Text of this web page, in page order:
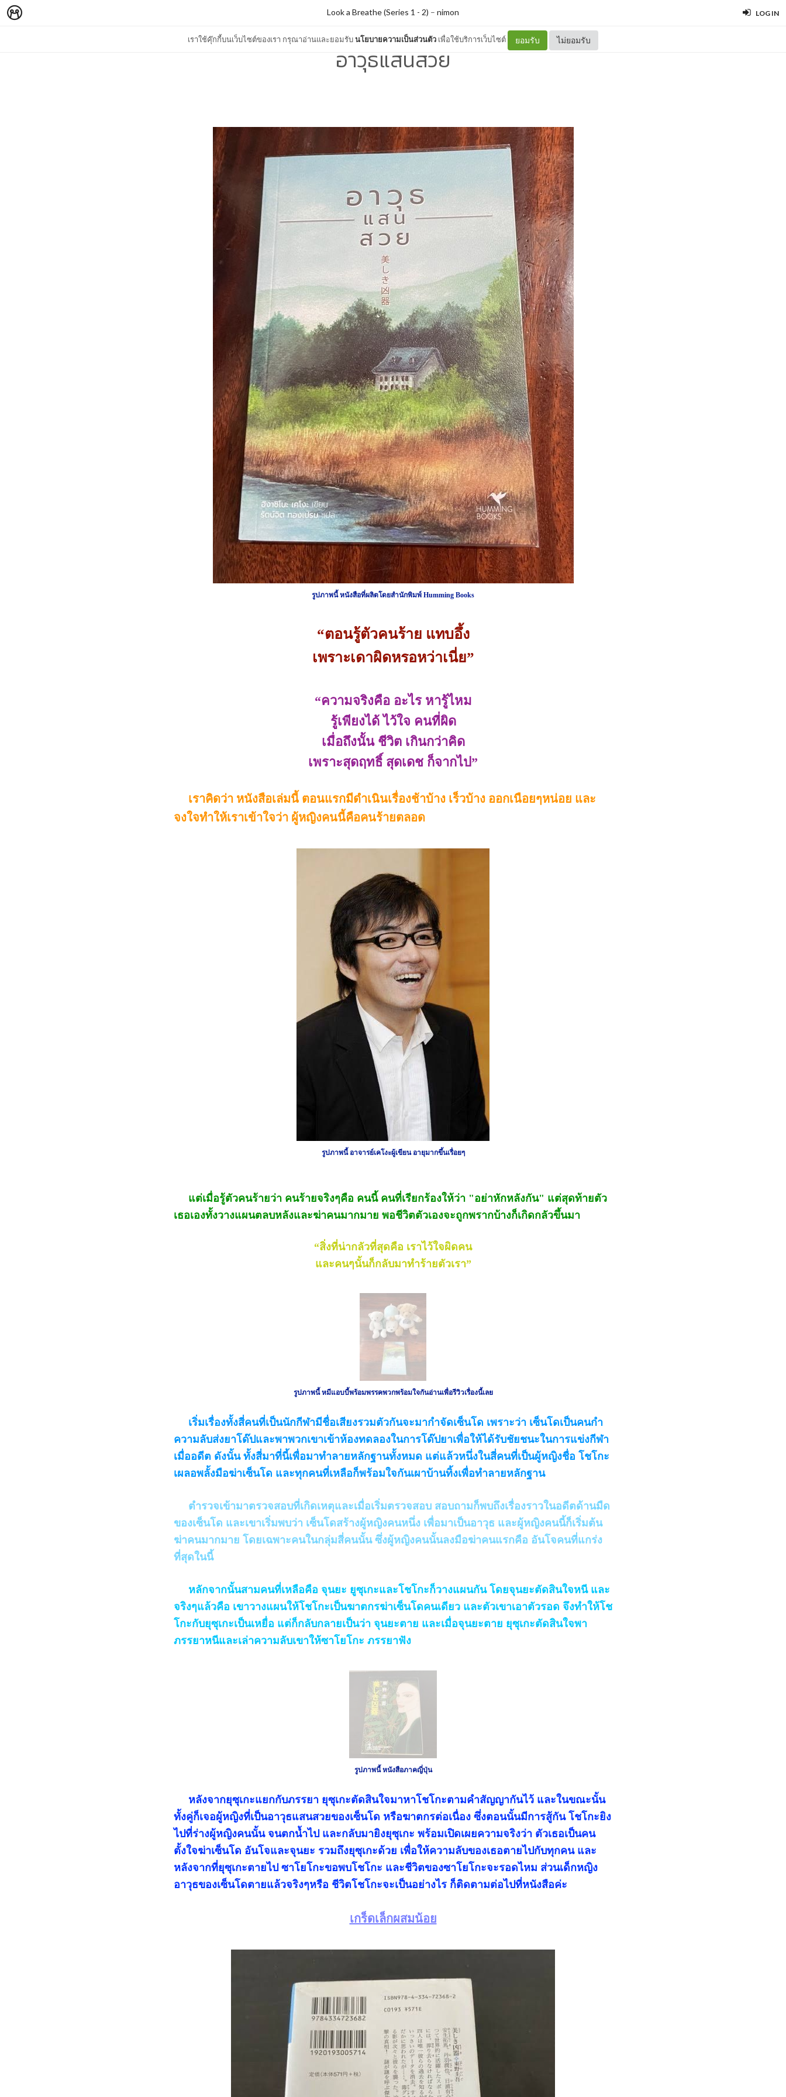
LOG IN
เราใช้คุ๊กกี้บนเว็บไซต์ของเรา กรุณาอ่านและยอมรับนโยบายความเป็นส่วนตัว เพื่อใช้บริการเว็บไซต์ ยอมรับ ไม่ยอมรับ
Look a Breathe (Series 1 - 2) – nimon
อาวุธแสนสวย
รูปภาพนี้ หนังสือที่ผลิตโดยสำนักพิมพ์ Humming Books
“ตอนรู้ตัวคนร้าย แทบอึ้ง
เพราะเดาผิดหรอหว่าเนี่ย”
“ความจริงคือ อะไร หารู้ไหม
รู้เพียงได้ ไว้ใจ คนที่ผิด
เมื่อถึงนั้น ชีวิต เกินกว่าคิด
เพราะสุดฤทธิ์ สุดเดช ก็จากไป”
เราคิดว่า หนังสือเล่มนี้ ตอนแรกมีดำเนินเรื่องช้าบ้าง เร็วบ้าง ออกเนือยๆหน่อย และ
จงใจทำให้เราเข้าใจว่า ผู้หญิงคนนี้คือคนร้ายตลอด
รูปภาพนี้ อาจารย์เคโงะผู้เขียน อายุมากขึ้นเรื่อยๆ
แต่เมื่อรู้ตัวคนร้ายว่า คนร้ายจริงๆคือ คนนี้ คนที่เรียกร้องให้ว่า "อย่าหักหลังกัน" แต่สุดท้ายตัว
เธอเองทั้งวางแผนตลบหลังและฆ่าคนมากมาย พอชีวิตตัวเองจะถูกพรากบ้างก็เกิดกลัวขึ้นมา
“สิ่งที่น่ากลัวที่สุดคือ เราไว้ใจผิดคน
และคนๆนั้นก็กลับมาทำร้ายตัวเรา”
รูปภาพนี้ หมีแอบบี้พร้อมพรรคพวกพร้อมใจกันอ่านเพื่อรีวิวเรื่องนี้เลย
เริ่มเรื่องทั้งสี่คนที่เป็นนักกีฬามีชื่อเสียงรวมตัวกันจะมากำจัดเซ็นโด เพราะว่า เซ็นโดเป็นคนกำ
ความลับส่งยาโด๊ปและพาพวกเขาเข้าห้องทดลองในการโด๊ปยาเพื่อให้ได้รับชัยชนะในการแข่งกีฬา
เมื่ออดีต ดังนั้น ทั้งสี่มาที่นี้เพื่อมาทำลายหลักฐานทั้งหมด แต่แล้วหนึ่งในสี่คนที่เป็นผู้หญิงชื่อ โชโกะ
เผลอพลั้งมือฆ่าเซ็นโด และทุกคนที่เหลือก็พร้อมใจกันเผาบ้านทิ้งเพื่อทำลายหลักฐาน
ตำรวจเข้ามาตรวจสอบที่เกิดเหตุและเมื่อเริ่มตรวจสอบ สอบถามก็พบถึงเรื่องราวในอดีตด้านมืด
ของเซ็นโด และเขาเริ่มพบว่า เซ็นโดสร้างผู้หญิงคนหนึ่ง เพื่อมาเป็นอาวุธ และผู้หญิงคนนี้ก็เริ่มต้น
ฆ่าคนมากมาย โดยเฉพาะคนในกลุ่มสี่คนนั้น ซึ่งผู้หญิงคนนั้นลงมือฆ่าคนแรกคือ อันโจคนที่แกร่ง
ที่สุดในนี้
หลักจากนั้นสามคนที่เหลือคือ จุนยะ ยูซุเกะและโชโกะก็วางแผนกัน โดยจุนยะตัดสินใจหนี และ
จริงๆแล้วคือ เขาวางแผนให้โชโกะเป็นฆาตกรฆ่าเซ็นโดคนเดียว และตัวเขาเอาตัวรอด จึงทำให้โช
โกะกับยุซุเกะเป็นเหยื่อ แต่ก็กลับกลายเป็นว่า จุนยะตาย และเมื่อจุนยะตาย ยุซุเกะตัดสินใจพา
ภรรยาหนีและเล่าความลับเขาให้ซาโยโกะ ภรรยาฟัง
รูปภาพนี้ หนังสือภาคญี่ปุ่น
หลังจากยุซุเกะแยกกับภรรยา ยุซุเกะตัดสินใจมาหาโชโกะตามคำสัญญากันไว้ และในขณะนั้น
ทั้งคู่ก็เจอผู้หญิงที่เป็นอาวุธแสนสวยของเซ็นโด หรือฆาตกรต่อเนื่อง ซึ่งตอนนั้นมีการสู้กัน โชโกะยิง
ไปที่ร่างผู้หญิงคนนั้น จนตกน้ำไป และกลับมายิงยุซุเกะ พร้อมเปิดเผยความจริงว่า ตัวเธอเป็นคน
ตั้งใจฆ่าเซ็นโด อันโจและจุนยะ รวมถึงยุซุเกะด้วย เพื่อให้ความลับของเธอตายไปกับทุกคน และ
หลังจากที่ยุซุเกะตายไป ซาโยโกะขอพบโชโกะ และชีวิตของซาโยโกะจะรอดไหม ส่วนเด็กหญิง
อาวุธของเซ็นโดตายแล้วจริงๆหรือ ชีวิตโชโกะจะเป็นอย่างไร ก็ติดตามต่อไปที่หนังสือค่ะ
เกร็ดเล็กผสมน้อย